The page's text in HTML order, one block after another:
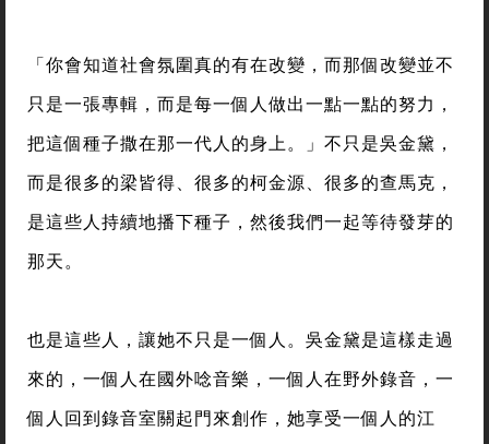
「你會知道社會氛圍真的有在改變，而那個改變並不
只是一張專輯，而是每一個人做出一點一點的努力，
把這個種子撒在那一代人的身上。」不只是吳金黛，
而是很多的梁皆得、很多的柯金源、很多的查馬克，
是這些人持續地播下種子，然後我們一起等待發芽的
那天。
也是這些人，讓她不只是一個人。吳金黛是這樣走過
來的，一個人在國外唸音樂，一個人在野外錄音，一
個人回到錄音室關起門來創作，她享受一個人的江